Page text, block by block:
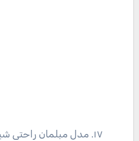
۱۷. مدل مبلمان راحتی شیک به سبک ویکتوریایی